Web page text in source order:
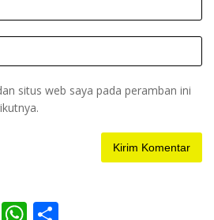
situs web saya pada peramban ini